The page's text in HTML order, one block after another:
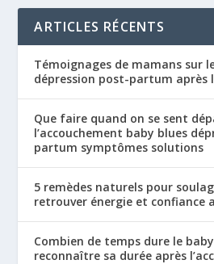
ARTICLES RÉCENTS
Témoignages de mamans sur
dépression post-partum après
Que faire quand on se sent
l’accouchement baby blues
partum symptômes solutions
5 remèdes naturels pour
retrouver énergie et confiance
Combien de temps dure le
reconnaître sa durée après